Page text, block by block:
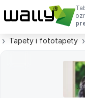
Tapety i fototapety